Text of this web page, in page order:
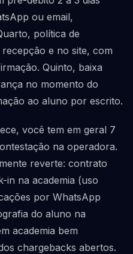
ou email,
política de
e no site, com
Quinto, baixa
no momento do
ao aluno por escrito.
você tem em geral 7
na operadora.
reverte: contrato
in na academia (uso
por WhatsApp
do aluno na
academia bem
chargebacks abertos.